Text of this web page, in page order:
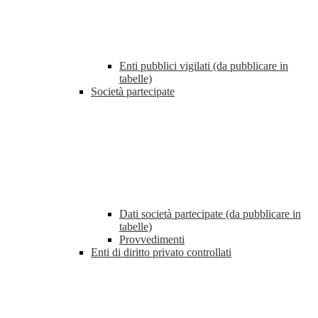
Enti pubblici vigilati (da pubblicare in
tabelle)
Società partecipate
Dati società partecipate (da pubblicare in
tabelle)
Provvedimenti
Enti di diritto privato controllati